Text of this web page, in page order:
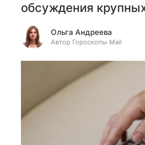
обсуждения
Ольга Андреева
Автор Гороскопы Mail